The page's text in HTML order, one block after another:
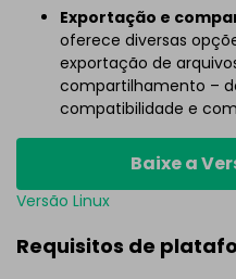
Exportação e
oferece diversas
exportação de
compartilhamento –
compatibilidade e
Baixe a
Versão Linux
Requisitos de